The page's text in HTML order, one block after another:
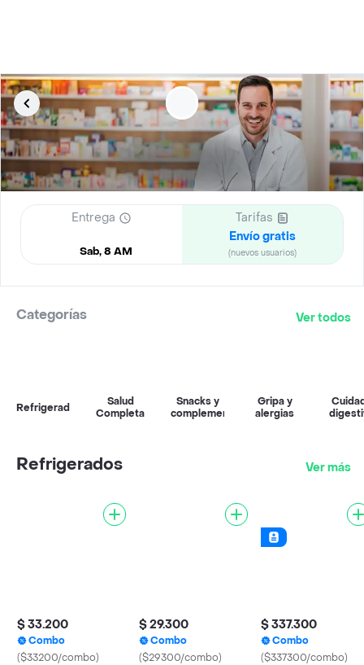
Entrega
Sab, 8 AM
Tarifas
Envío gratis
(nuevos usuarios)
Categorías Ver todos
Refrigerados
Salud
Completa
Snacks y
complementos
Gripa y
alergias
Refrigerados Ver más
$ 33.200
Combo
($33200/combo)
$ 29.300
Combo
($29300/combo)
$ 337.300
Combo
($337300/combo)